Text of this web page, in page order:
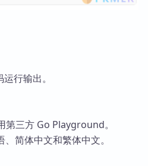
行输出。
第三方 Go Playground。
简体中文和繁体中文。